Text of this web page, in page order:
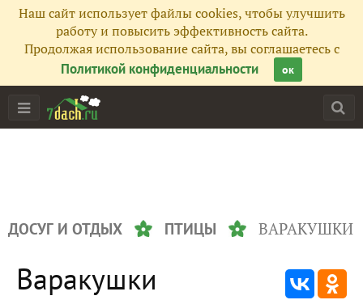
Наш сайт использует файлы cookies, чтобы улучшить
работу и повысить эффективность сайта.
Продолжая использование сайта, вы соглашаетесь с
Политикой конфиденциальности
ок
ДОСУГ И ОТДЫХ ПТИЦЫ ВАРАКУШКИ
Варакушки